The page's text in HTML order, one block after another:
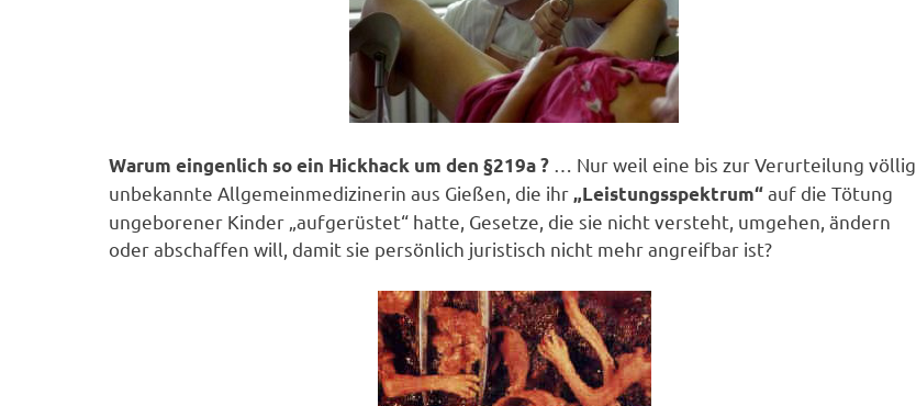
Warum eingenlich so ein Hickhack um den §219a ? … Nur weil eine bis zur Verurteilung völlig
unbekannte Allgemeinmedizinerin aus Gießen, die ihr „Leistungsspektrum“auf die Tötung
ungeborener Kinder „aufgerüstet“ hatte, Gesetze, die sie nicht versteht, umgehen, ändern
oder abschaffen will, damit sie persönlich juristisch nicht mehr angreifbar ist?